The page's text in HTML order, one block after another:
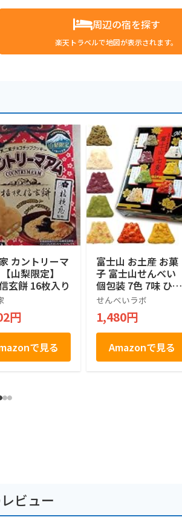
周辺の宿を探す
楽天トラベルで地図が表示されます。
カントリーマ
山梨限定】
玄餅 16枚入り
円
で見る
富士山 お土産 お菓
子 富士山せんべい
個包装 7色 7味 ひと
くち せんべい 1箱 30
枚入り せんべいラボ
せんべいラボ
1,480円
Amazonで見る
ビュー